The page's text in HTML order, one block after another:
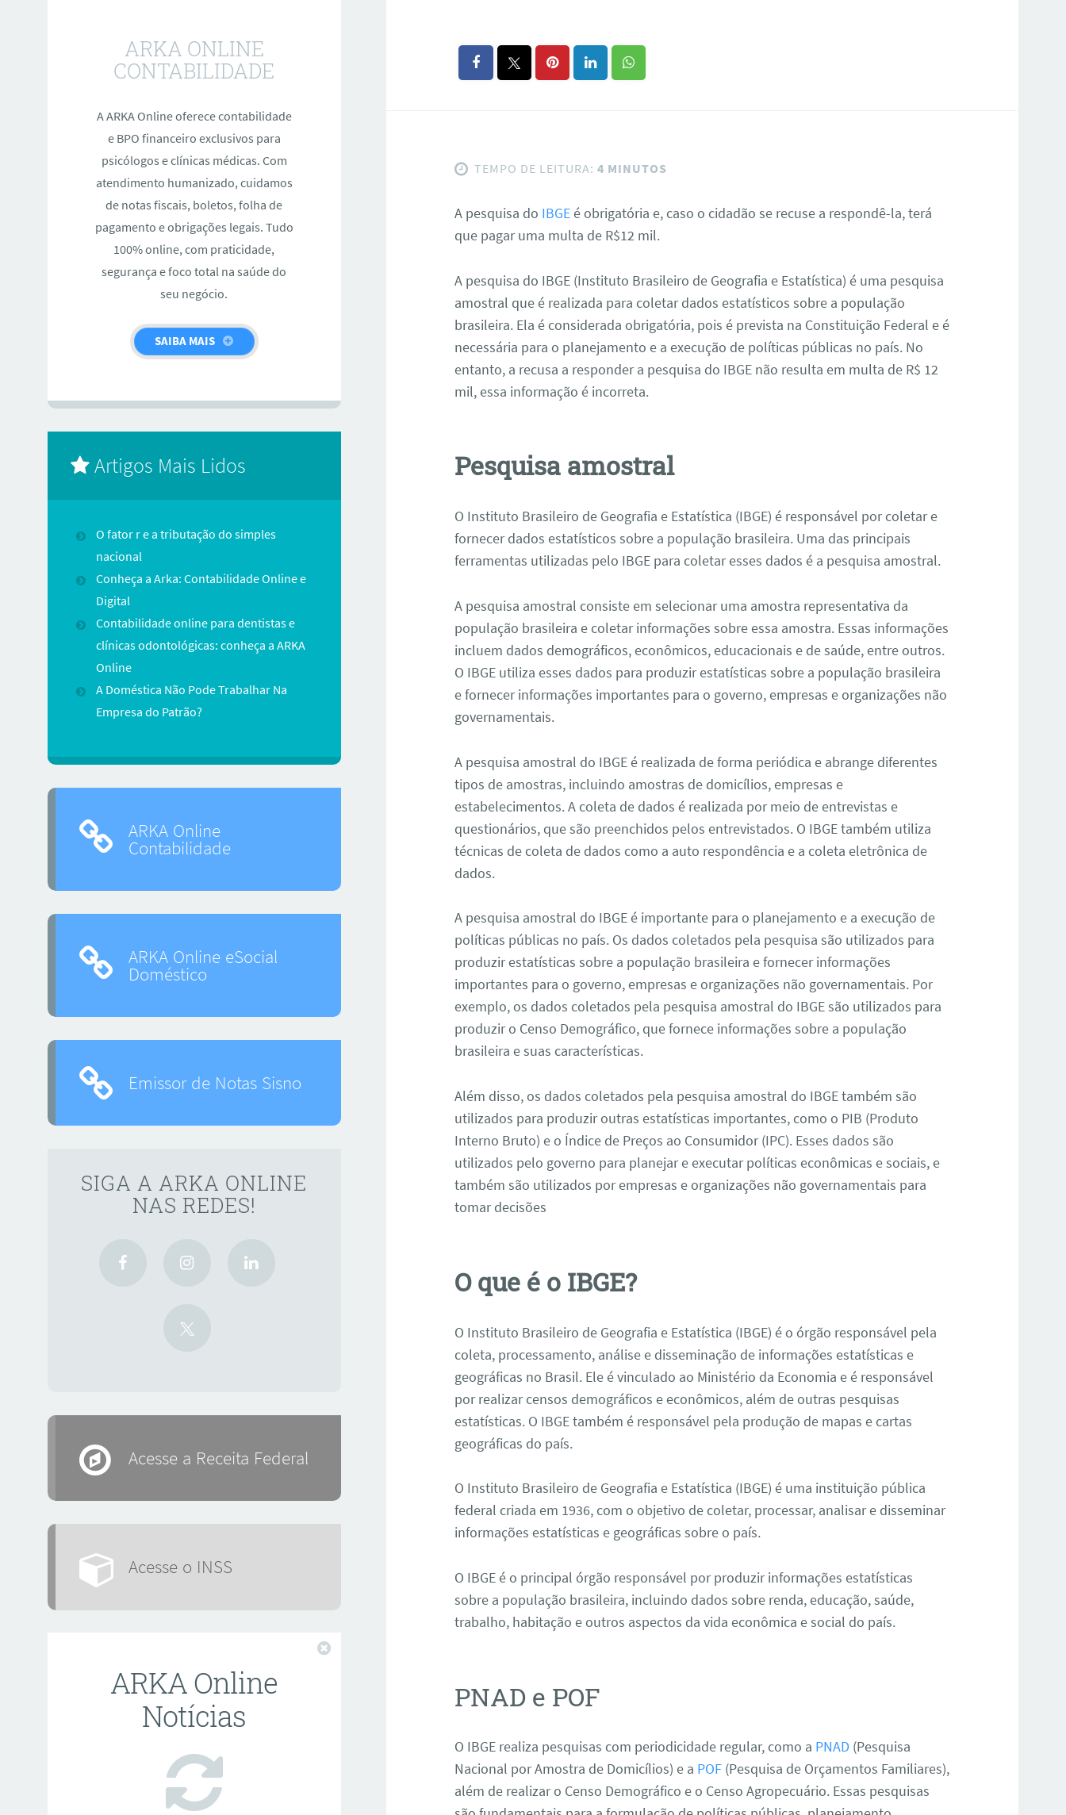
TEMPO DE LEITURA: 4 MINUTOS
A pesquisa do IBGEé obrigatória e, caso o cidadão se recuse a respondê-la, terá
que pagar uma multa de R$12 mil.
A pesquisa do IBGE (Instituto Brasileiro de Geografia e Estatística) é uma pesquisa
amostral que é realizada para coletar dados estatísticos sobre a população
brasileira. Ela é considerada obrigatória, pois é prevista na Constituição Federal e é
necessária para o planejamento e a execução de políticas públicas no país. No
entanto, a recusa a responder a pesquisa do IBGE não resulta em multa de R$ 12
mil, essa informação é incorreta.
Pesquisa amostral
O Instituto Brasileiro de Geografia e Estatística (IBGE) é responsável por coletar e
fornecer dados estatísticos sobre a população brasileira. Uma das principais
ferramentas utilizadas pelo IBGE para coletar esses dados é a pesquisa amostral.
A pesquisa amostral consiste em selecionar uma amostra representativa da
população brasileira e coletar informações sobre essa amostra. Essas informações
incluem dados demográficos, econômicos, educacionais e de saúde, entre outros.
O IBGE utiliza esses dados para produzir estatísticas sobre a população brasileira
e fornecer informações importantes para o governo, empresas e organizações não
governamentais.
A pesquisa amostral do IBGE é realizada de forma periódica e abrange diferentes
tipos de amostras, incluindo amostras de domicílios, empresas e
estabelecimentos. A coleta de dados é realizada por meio de entrevistas e
questionários, que são preenchidos pelos entrevistados. O IBGE também utiliza
técnicas de coleta de dados como a auto respondência e a coleta eletrônica de
dados.
A pesquisa amostral do IBGE é importante para o planejamento e a execução de
políticas públicas no país. Os dados coletados pela pesquisa são utilizados para
produzir estatísticas sobre a população brasileira e fornecer informações
importantes para o governo, empresas e organizações não governamentais. Por
exemplo, os dados coletados pela pesquisa amostral do IBGE são utilizados para
produzir o Censo Demográfico, que fornece informações sobre a população
brasileira e suas características.
Além disso, os dados coletados pela pesquisa amostral do IBGE também são
utilizados para produzir outras estatísticas importantes, como o PIB (Produto
Interno Bruto) e o Índice de Preços ao Consumidor (IPC). Esses dados são
utilizados pelo governo para planejar e executar políticas econômicas e sociais, e
também são utilizados por empresas e organizações não governamentais para
tomar decisões
O que é o IBGE?
O Instituto Brasileiro de Geografia e Estatística (IBGE) é o órgão responsável pela
coleta, processamento, análise e disseminação de informações estatísticas e
geográficas no Brasil. Ele é vinculado ao Ministério da Economia e é responsável
por realizar censos demográficos e econômicos, além de outras pesquisas
estatísticas. O IBGE também é responsável pela produção de mapas e cartas
geográficas do país.
O Instituto Brasileiro de Geografia e Estatística (IBGE) é uma instituição pública
federal criada em 1936, com o objetivo de coletar, processar, analisar e disseminar
informações estatísticas e geográficas sobre o país.
O IBGE é o principal órgão responsável por produzir informações estatísticas
sobre a população brasileira, incluindo dados sobre renda, educação, saúde,
trabalho, habitação e outros aspectos da vida econômica e social do país.
PNAD e POF
O IBGE realiza pesquisas com periodicidade regular, como a PNAD (Pesquisa
Nacional por Amostra de Domicílios) e a POF (Pesquisa de Orçamentos Familiares),
além de realizar o Censo Demográfico e o Censo Agropecuário. Essas pesquisas
ARKA ONLINE
CONTABILIDADE
A ARKA Online oferece contabilidade
e BPO financeiro exclusivos para
psicólogos e clínicas médicas. Com
atendimento humanizado, cuidamos
de notas fiscais, boletos, folha de
pagamento e obrigações legais. Tudo
100% online, com praticidade,
segurança e foco total na saúde do
seu negócio.
SAIBA MAIS
Artigos Mais Lidos
O fator r e a tributação do simples
nacional
Conheça a Arka: Contabilidade Online e
Digital
Contabilidade online para dentistas e
clínicas odontológicas: conheça a ARKA
Online
A Doméstica Não Pode Trabalhar Na
Empresa do Patrão?
ARKA Online
Contabilidade
ARKA Online eSocial
Doméstico
Emissor de Notas Sisno
SIGA A ARKA ONLINE
NAS REDES!
Acesse a Receita Federal
Acesse o INSS
ARKA Online
Notícias